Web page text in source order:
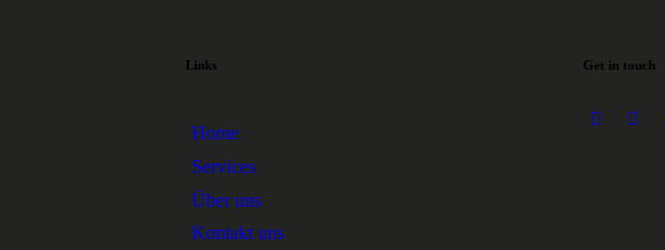
Links
Home
Services
Über uns
Kontakt uns
Get in touch